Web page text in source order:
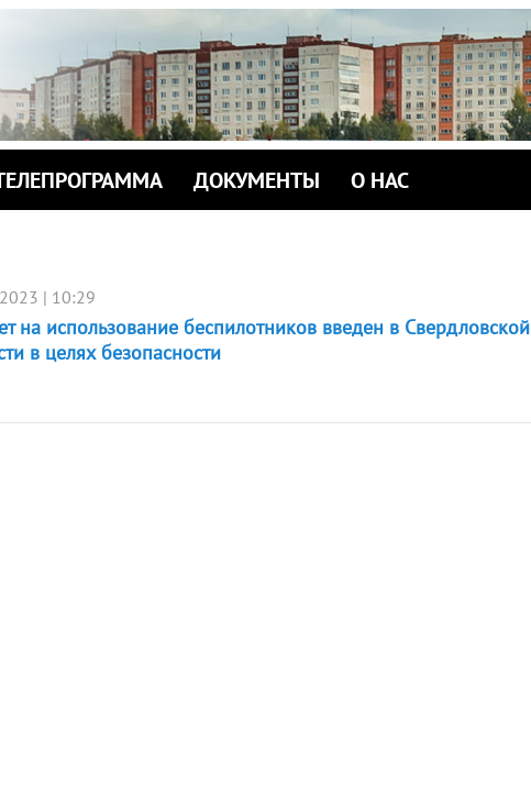
ДОКУМЕНТЫ О НАС
| 10:29
на использование беспилотников введен в Свердловской
в целях безопасности